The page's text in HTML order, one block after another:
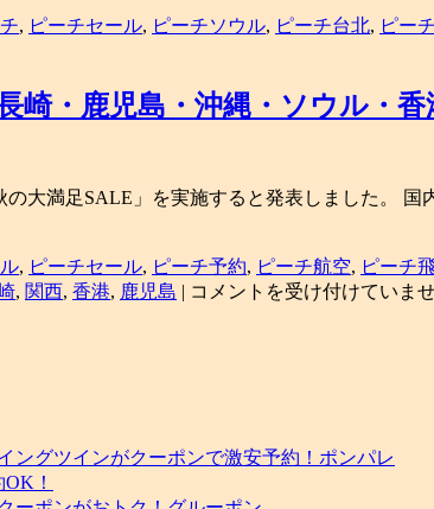
, ピーチセール, ピーチソウル, ピーチ台北, ピー
・鹿児島・沖縄・ソウル・
大満足SALE」を実施すると発表しました。
, ピーチセール, ピーチ予約, ピーチ航空, ピーチ
, 関西, 香港, 鹿児島 | LCC
ー
コメントを受け付けていま
ングツインがクーポンで激安予約！ポンパレ
！